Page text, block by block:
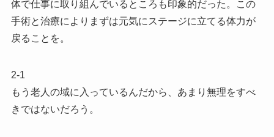
体で仕事に取り組んでいるところも印象的だった。この
手術と治療によりまずは元気にステージに立てる体力が
戻ることを。
2-1
もう老人の域に入っているんだから、あまり無理をすべ
きではないだろう。